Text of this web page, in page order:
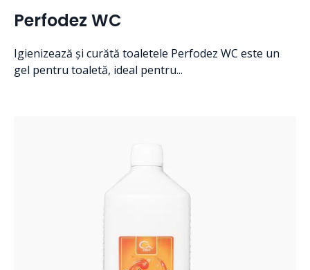
Perfodez WC
Igienizează și curătă toaletele Perfodez WC este un
gel pentru toaletă, ideal pentru...